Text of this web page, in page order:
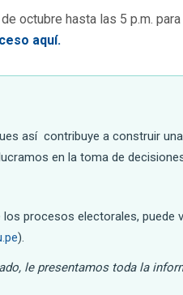
octubre hasta las 5 p.m.
aquí.
así contribuye a construir
en la toma de
procesos electorales, puede
).
le presentamos toda la